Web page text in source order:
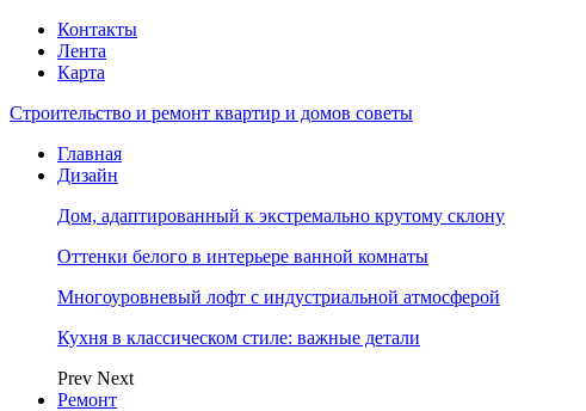
Контакты
Лента
Карта
Строительство и ремонт квартир и домов советы
Главная
Дизайн
Дом, адаптированный к экстремально крутому склону
Оттенки белого в интерьере ванной комнаты
Многоуровневый лофт с индустриальной атмосферой
Кухня в классическом стиле: важные детали
Prev Next
Ремонт